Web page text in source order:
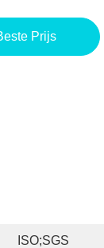
Prijs
ISO;SGS